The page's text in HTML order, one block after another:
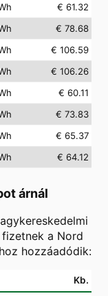
€ 61.32
€ 78.68
€ 106.59
€ 106.26
€ 60.11
€ 73.83
€ 65.37
€ 64.12
árnál
a Nord
hozzáadódik:
Kb.